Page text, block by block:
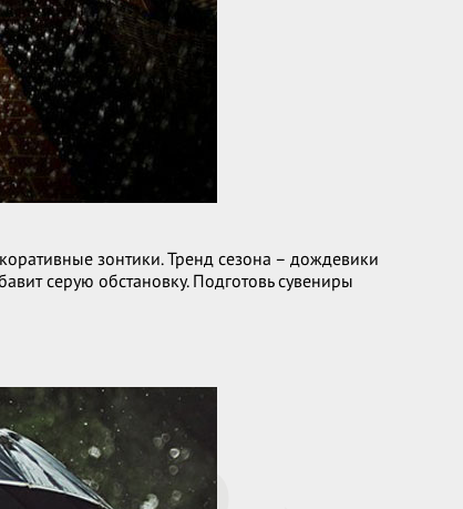
зонтики. Тренд сезона – дождевики
серую обстановку. Подготовь сувениры